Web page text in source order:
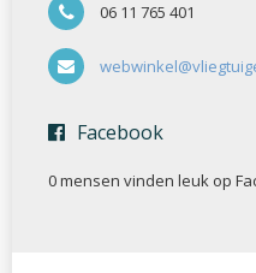
06 11 765 401
Facebook
0 mensen vinden leuk op